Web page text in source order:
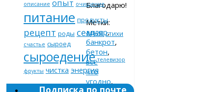
Благодарю!
Метки:
адлер,
банкрот,
бетон,
всё
что
угодно,
описание опыт очищение
питание продукты
рецепт роды семья стихи
счастье сыроед
сыроедение телевизор
фрукты чистка энергия
Подписка по почте